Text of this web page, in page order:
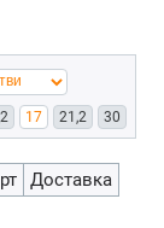
17 21,2 30
Доставка